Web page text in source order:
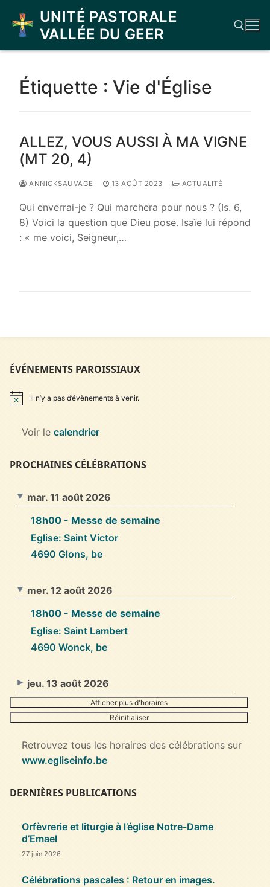
contenu
UNITÉ PASTORALE
VALLÉE DU GEER
Étiquette : Vie d'Église
ALLEZ, VOUS AUSSI À MA VIGNE
(MT 20, 4)
ANNICKSAUVAGE 13 AOÛT 2023 ACTUALITÉ
Qui enverrai-je ? Qui marchera pour nous ? (Is. 6,
8) Voici la question que Dieu pose. Isaïe lui répond
: « me voici, Seigneur,…
ÉVÉNEMENTS PAROISSIAUX
NoticeIl n’y a pas d’évènements à venir.
Voir le calendrier
PROCHAINES CÉLÉBRATIONS
mar. 11 août 2026
18h00 - Messe de semaine
Eglise: Saint Victor
4690 Glons, be
mer. 12 août 2026
18h00 - Messe de semaine
Eglise: Saint Lambert
4690 Wonck, be
jeu. 13 août 2026
Afficher plus d'horaires
Réinitialiser
Retrouvez tous les horaires des célébrations sur
www.egliseinfo.be
DERNIÈRES PUBLICATIONS
Orfèvrerie et liturgie à l’église Notre-Dame
d’Emael
27 juin 2026
Célébrations pascales : Retour en images.